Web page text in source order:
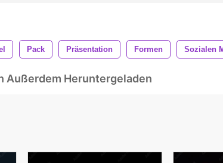
Pack Präsentation Formen Sozialen
Außerdem Heruntergeladen